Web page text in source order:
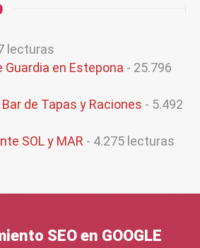
lecturas
Guardia en Estepona - 25.796
de Tapas y Raciones - 5.492
SOL y MAR - 4.275 lecturas
SEO en GOOGLE